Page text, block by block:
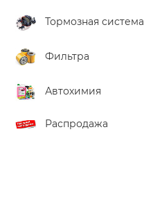
Тормозная система
Фильтра
Автохимия
Распродажа